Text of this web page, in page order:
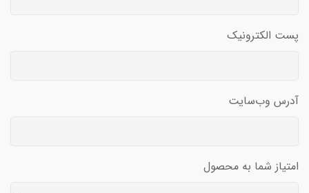
پست الکترونیک
آدرس وب‌سایت
امتیاز شما به محصول